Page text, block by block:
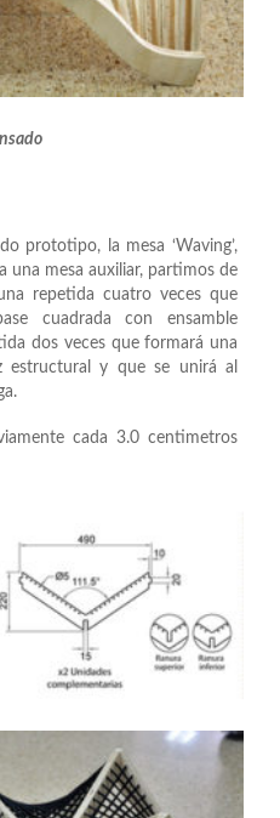
prototipo, la mesa ‘Waving’,
una mesa auxiliar, partimos de
repetida cuatro veces que
cuadrada con ensamble
dos veces que formará una
estructural y que se unirá al
cada 3.0 centimetros